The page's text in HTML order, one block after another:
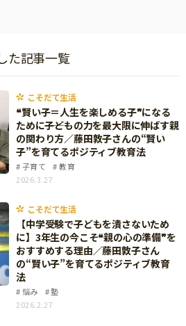
た記事一覧
こそだて生活
❝賢い子＝人生を楽しめる子❞になる
ために――子どもの力を最大限に伸ばす親
の関わり方／藤田敦子さんの“賢い
子”を育てるポジティブ教育法
子育て
教育
2026.3.27
こそだて生活
【中学受験で子どもを潰さないため
に】3年生の今こそ❝親の心の準備❞を
おすすめする理由／藤田敦子さん
の“賢い子”を育てるポジティブ教育
法
悩み
塾
2026.2.27